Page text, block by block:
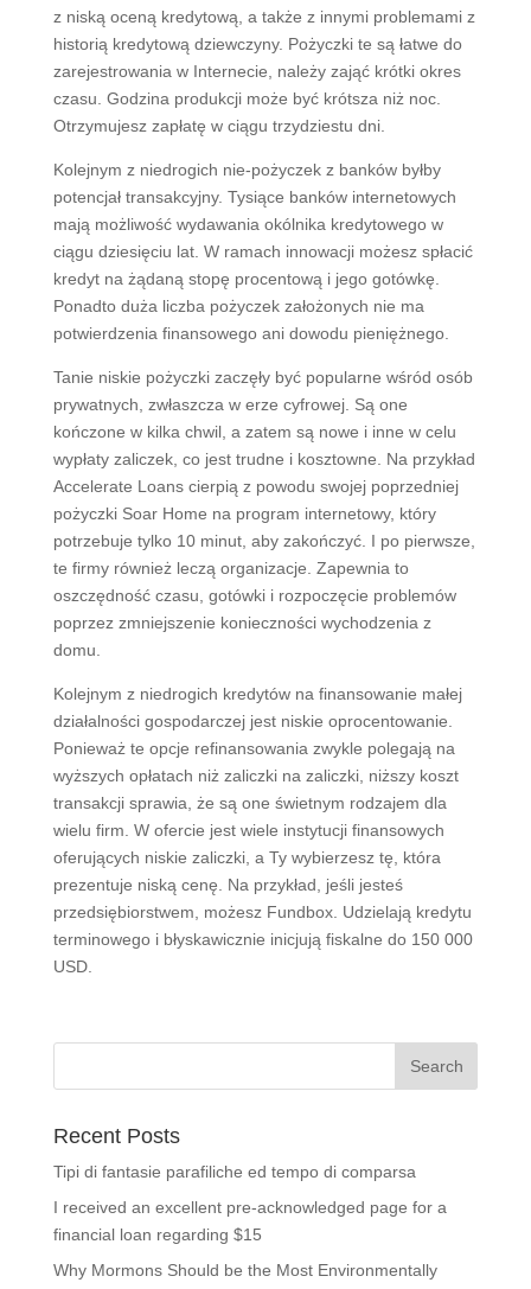
z niską oceną kredytową, a także z innymi problemami z
historią kredytową dziewczyny. Pożyczki te są łatwe do
zarejestrowania w Internecie, należy zająć krótki okres
czasu. Godzina produkcji może być krótsza niż noc.
Otrzymujesz zapłatę w ciągu trzydziestu dni.
Kolejnym z niedrogich nie-pożyczek z banków byłby
potencjał transakcyjny. Tysiące banków internetowych
mają możliwość wydawania okólnika kredytowego w
ciągu dziesięciu lat. W ramach innowacji możesz spłacić
kredyt na żądaną stopę procentową i jego gotówkę.
Ponadto duża liczba pożyczek założonych nie ma
potwierdzenia finansowego ani dowodu pieniężnego.
Tanie niskie pożyczki zaczęły być popularne wśród osób
prywatnych, zwłaszcza w erze cyfrowej. Są one
kończone w kilka chwil, a zatem są nowe i inne w celu
wypłaty zaliczek, co jest trudne i kosztowne. Na przykład
Accelerate Loans cierpią z powodu swojej poprzedniej
pożyczki Soar Home na program internetowy, który
potrzebuje tylko 10 minut, aby zakończyć. I po pierwsze,
te firmy również leczą organizacje. Zapewnia to
oszczędność czasu, gotówki i rozpoczęcie problemów
poprzez zmniejszenie konieczności wychodzenia z
domu.
Kolejnym z niedrogich kredytów na finansowanie małej
działalności gospodarczej jest niskie oprocentowanie.
Ponieważ te opcje refinansowania zwykle polegają na
wyższych opłatach niż zaliczki na zaliczki, niższy koszt
transakcji sprawia, że ​​są one świetnym rodzajem dla
wielu firm. W ofercie jest wiele instytucji finansowych
oferujących niskie zaliczki, a Ty wybierzesz tę, która
prezentuje niską cenę. Na przykład, jeśli jesteś
przedsiębiorstwem, możesz Fundbox. Udzielają kredytu
terminowego i błyskawicznie inicjują fiskalne do 150 000
USD.
Recent Posts
Tipi di fantasie parafiliche ed tempo di comparsa
I received an excellent pre-acknowledged page for a
financial loan regarding $15
Why Mormons Should be the Most Environmentally